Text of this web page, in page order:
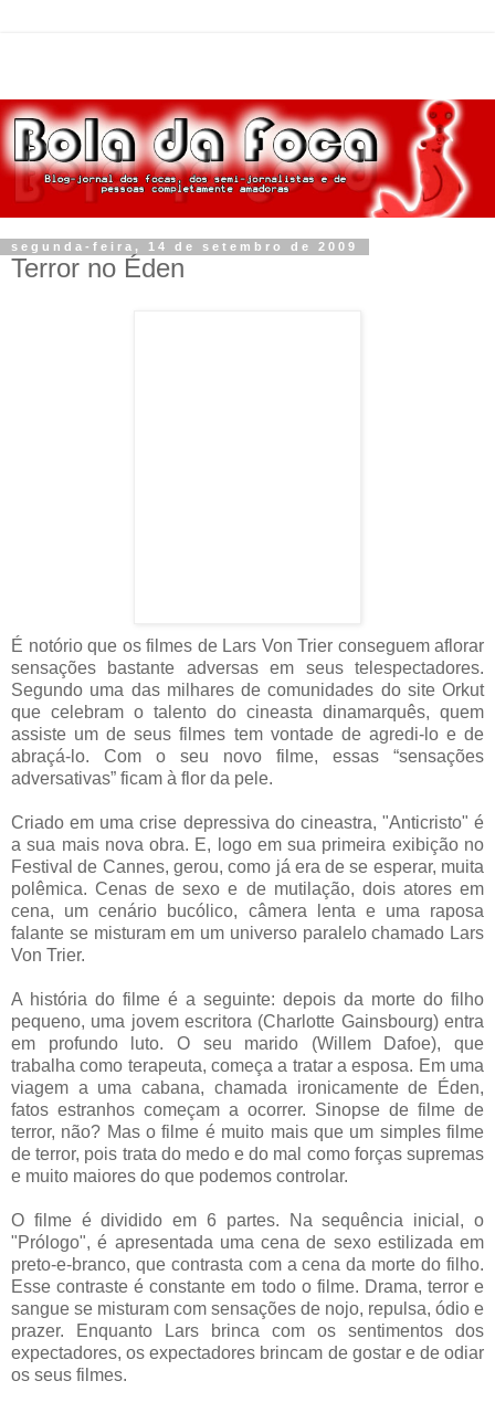
segunda-feira, 14 de setembro de 2009
Terror no Éden
É notório que os filmes de Lars Von Trier conseguem aflorar
sensações bastante adversas em seus telespectadores.
Segundo uma das milhares de comunidades do site Orkut
que celebram o talento do cineasta dinamarquês, quem
assiste um de seus filmes tem vontade de agredi-lo e de
abraçá-lo. Com o seu novo filme, essas “sensações
adversativas” ficam à flor da pele.
Criado em uma crise depressiva do cineastra, "Anticristo" é
a sua mais nova obra. E, logo em sua primeira exibição no
Festival de Cannes, gerou, como já era de se esperar, muita
polêmica. Cenas de sexo e de mutilação, dois atores em
cena, um cenário bucólico, câmera lenta e uma raposa
falante se misturam em um universo paralelo chamado Lars
Von Trier.
A história do filme é a seguinte: depois da morte do filho
pequeno, uma jovem escritora (Charlotte Gainsbourg) entra
em profundo luto. O seu marido (Willem Dafoe), que
trabalha como terapeuta, começa a tratar a esposa. Em uma
viagem a uma cabana, chamada ironicamente de Éden,
fatos estranhos começam a ocorrer. Sinopse de filme de
terror, não? Mas o filme é muito mais que um simples filme
de terror, pois trata do medo e do mal como forças supremas
e muito maiores do que podemos controlar.
O filme é dividido em 6 partes. Na sequência inicial, o
"Prólogo", é apresentada uma cena de sexo estilizada em
preto-e-branco, que contrasta com a cena da morte do filho.
Esse contraste é constante em todo o filme. Drama, terror e
sangue se misturam com sensações de nojo, repulsa, ódio e
prazer. Enquanto Lars brinca com os sentimentos dos
expectadores, os expectadores brincam de gostar e de odiar
os seus filmes.